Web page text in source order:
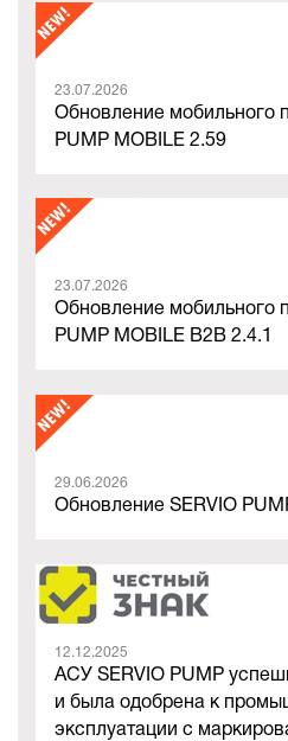
23.07.2026
Обновление мобильного
PUMP MOBILE 2.59
23.07.2026
Обновление мобильного
PUMP MOBILE B2B 2.4.1
29.06.2026
Обновление SERVIO
12.12.2025
АСУ SERVIO PUMP
и была одобрена к
эксплуатации с